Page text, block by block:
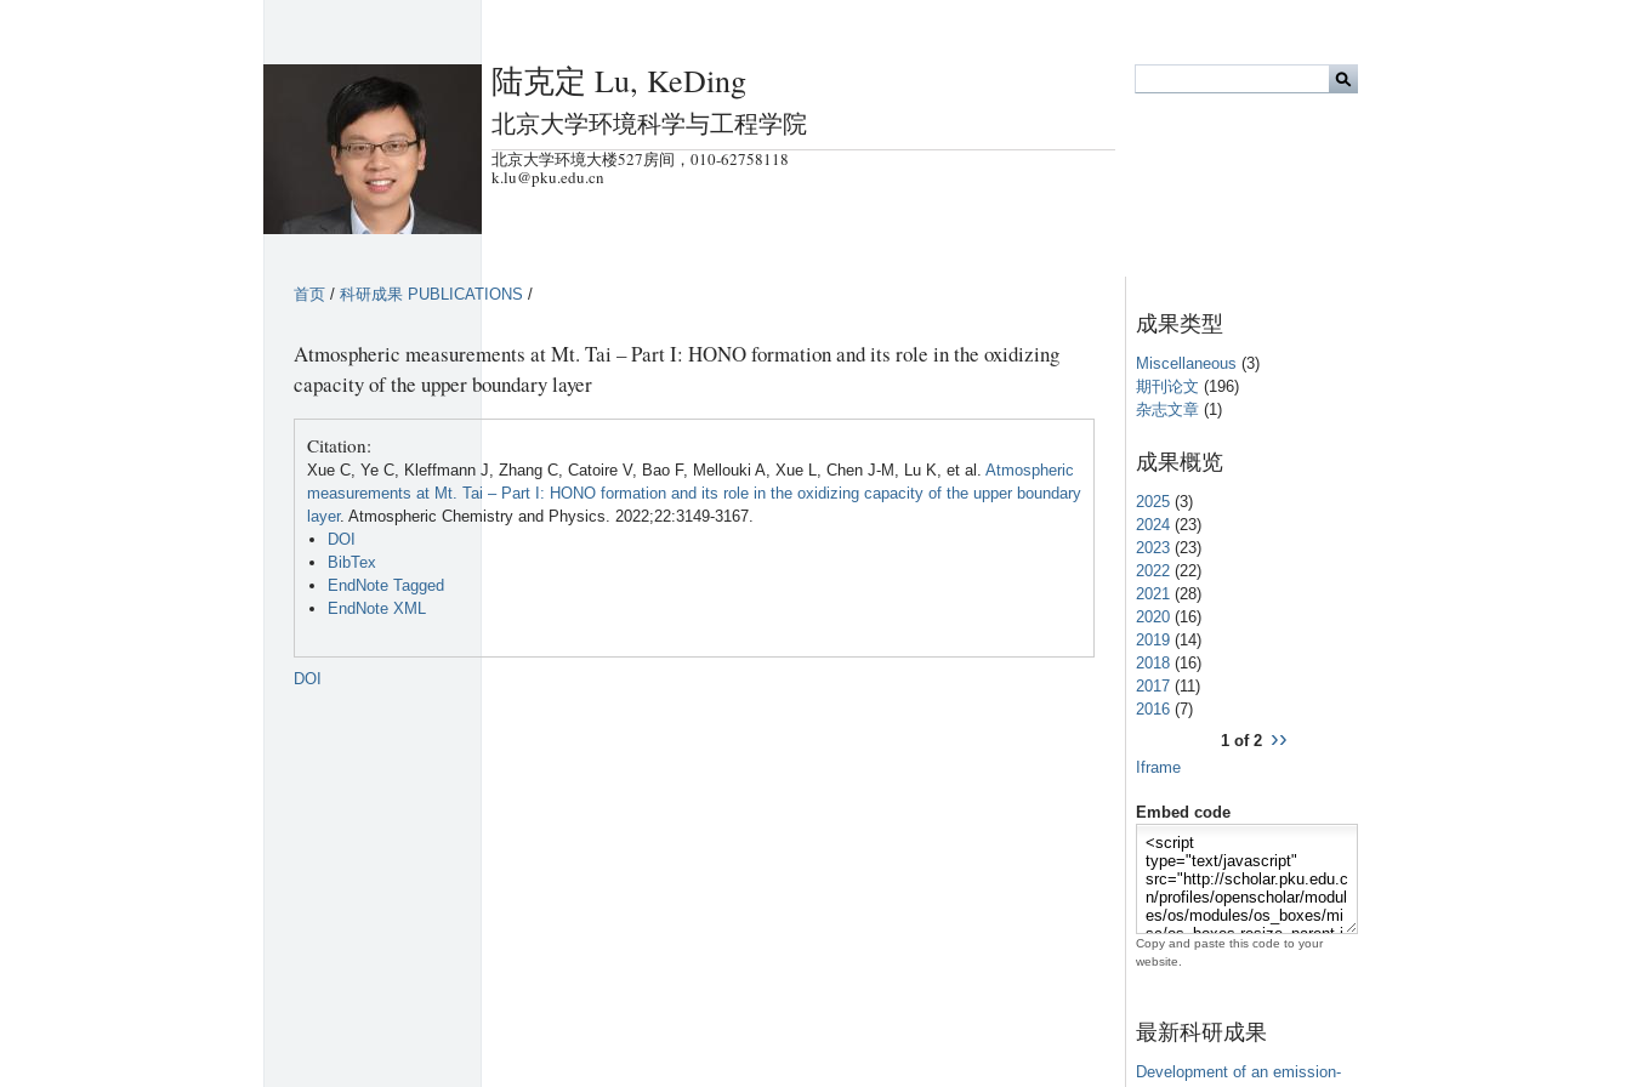
到
页
分
陆克定 Lu, KeDing
北京大学环境科学与工程学院
北京大学环境大楼527房间，010-62758118
k.lu@pku.edu.cn
首页 / 科研成果 PUBLICATIONS /
Atmospheric measurements at Mt. Tai – Part I: HONO formation and its role in the oxidizing
capacity of the upper boundary layer
Citation:
Xue C, Ye C, Kleffmann J, Zhang C, Catoire V, Bao F, Mellouki A, Xue L, Chen J-M, Lu K, et al. Atmospheric
measurements at Mt. Tai – Part I: HONO formation and its role in the oxidizing capacity of the upper boundary
layer. Atmospheric Chemistry and Physics. 2022;22:3149-3167.
DOI
BibTex
EndNote Tagged
EndNote XML
DOI
成果类型
Miscellaneous (3)
期刊论文 (196)
杂志文章 (1)
成果概览
2025 (3)
2024 (23)
2023 (23)
2022 (22)
2021 (28)
2020 (16)
2019 (14)
2018 (16)
2017 (11)
2016 (7)
1 of 2 ››
Iframe
Embed code
Copy and paste this code to your
website.
最新科研成果
Development of an emission-